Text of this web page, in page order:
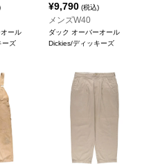
ール
ーズ
¥9,790 (税込)
メンズW40
ダック オーバーオール
Dickies/ディッキーズ